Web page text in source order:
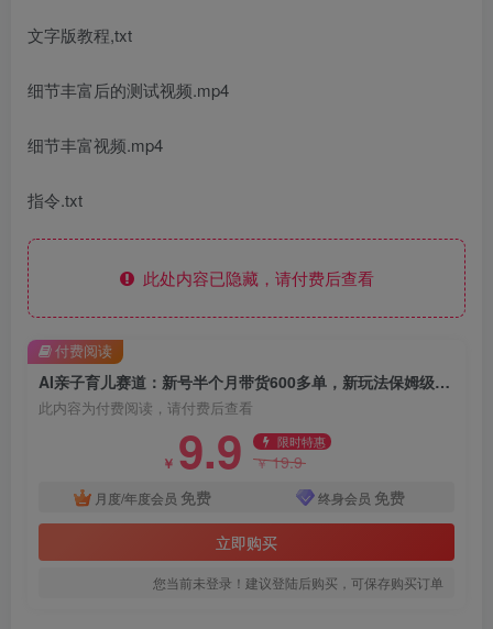
文字版教程,txt
细节丰富后的测试视频.mp4
细节丰富视频.mp4
指令.txt
此处内容已隐藏，请付费后查看
AI亲子育儿赛道：新号半个月带货600多单，新玩法保姆级教程拆解教学
此内容为付费阅读，请付费后查看
￥ 9.9 限时特惠
￥19.9
月度/年度会员 免费 终身会员 免费
立即购买
您当前未登录！建议登陆后购买，可保存购买订单
付费阅读